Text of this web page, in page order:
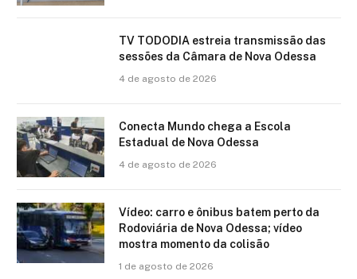
TV TODODIA estreia transmissão das
sessões da Câmara de Nova Odessa
4 de agosto de 2026
Conecta Mundo chega a Escola
Estadual de Nova Odessa
4 de agosto de 2026
Vídeo: carro e ônibus batem perto da
Rodoviária de Nova Odessa; vídeo
mostra momento da colisão
1 de agosto de 2026